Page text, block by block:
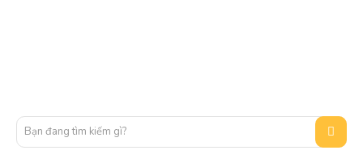
Bạn đang tìm kiếm gì?